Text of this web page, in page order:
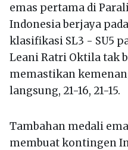
emas pertama di
Indonesia berjaya
klasifikasi SL3 - SU5
Leani Ratri Oktila tak
memastikan
langsung, 21-16, 21-15.
Tambahan medali
membuat kontingen